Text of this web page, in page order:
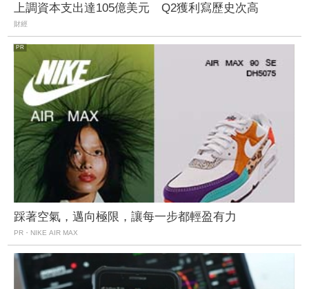
上調資本支出達105億美元 Q2獲利寫歷史次高
財經
踩著空氣，邁向極限，讓每一步都輕盈有力
PR・NIKE AIR MAX